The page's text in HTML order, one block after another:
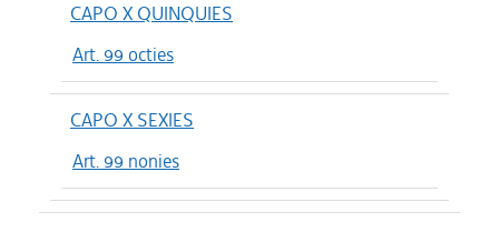
CAPO X QUINQUIES
Art. 99 octies
CAPO X SEXIES
Art. 99 nonies